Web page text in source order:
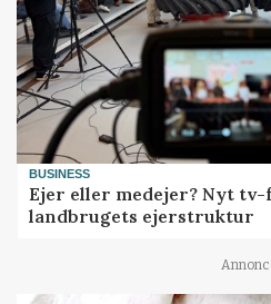
BUSINESS
Ejer eller medejer? Nyt
landbrugets ejerstruktur